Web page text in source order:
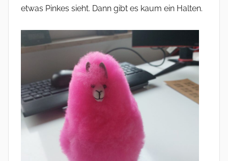
etwas Pinkes sieht. Dann gibt es kaum ein Halten.